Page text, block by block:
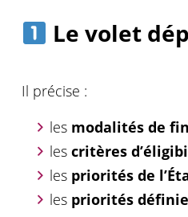
Le volet
Il précise :
les modalités de
les critères
les priorités de
les priorités